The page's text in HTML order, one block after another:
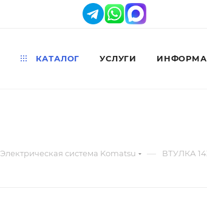
КАТАЛОГ УСЛУГИ
Электрическая система Komatsu — ВТУЛКА